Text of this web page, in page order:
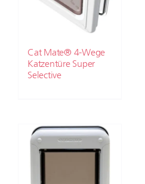
Cat Mate® 4-Wege
Katzentüre Super
Selective